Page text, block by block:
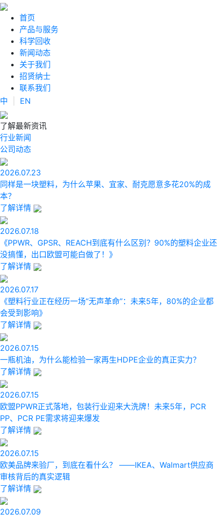
首页
产品与服务
科学回收
新闻动态
关于我们
招贤纳士
联系我们
中
EN
了解最新资讯
行业新闻
公司动态
2026.07.23
同样是一块塑料，为什么苹果、宜家、耐克愿意多花20%的成
本？
了解详情
2026.07.18
《PPWR、GPSR、REACH到底有什么区别？90%的塑料企业还
没搞懂，出口欧盟可能白做了！》
了解详情
2026.07.17
《塑料行业正在经历一场“无声革命”：未来5年，80%的企业都
会受到影响》
了解详情
2026.07.15
一瓶机油，为什么能检验一家再生HDPE企业的真正实力？​
了解详情
2026.07.15
欧盟PPWR正式落地，包装行业迎来大洗牌！未来5年，PCR
PP、PCR PE需求将迎来爆发
了解详情
2026.07.15
欧美品牌来验厂，到底在看什么？ ——IKEA、Walmart供应商
审核背后的真实逻辑
了解详情
2026.07.09